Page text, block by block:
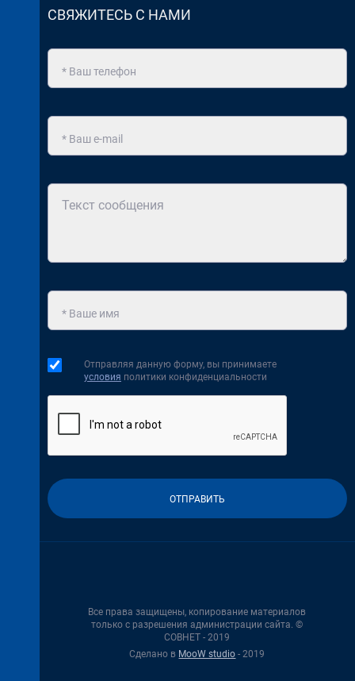
СВЯЖИТЕСЬ С НАМИ
Отправляя данную форму, вы принимаете
условия политики конфиденциальности
Все права защищены, копирование материалов
только с разрешения администрации сайта. ©
СОВНЕТ - 2019
Сделано в MooW studio - 2019